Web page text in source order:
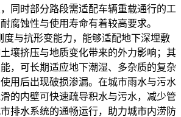
同时部分路段需适配车辆重载通行的工
腐蚀性与使用寿命有着较高要求。
度与抗形变能力，能够适配地下深埋敷
壤挤压与地质变化带来的外力影响；其
，可长期适应地下潮湿、多杂质的复杂
用后出现破损渗漏。在城市雨水与污水
的内壁可快速疏导积水与污水，减少管
排水系统的通畅运行，助力城市内涝防